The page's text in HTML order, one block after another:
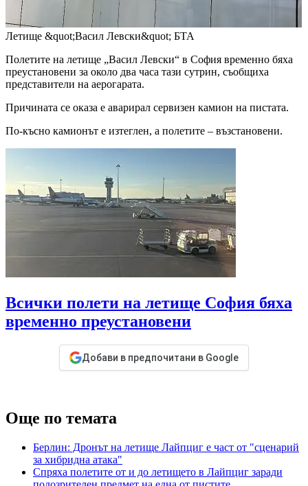
Летище &quot;Васил Левски&quot; БТА
Полетите на летище „Васил Левски“ в София временно бяха
преустановени за около два часа тази сутрин, съобщиха
представители на аерогарата.
Причината се оказа е аварирал сервизен камион на пистата.
По-късно камионът е изтеглен, а полетите – възстановени.
Всички полети на летище София бяха
временно преустановени
Добави в предпочитани в Google
Още по темата
Берлин: Дронът на летище Лайпциг е част от "сценарий
за хибридна атака"
Спряха полетите от и до летището в Лайпциг заради